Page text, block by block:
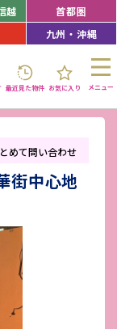
越
首都圏
九州・沖縄
最近見た物件 お気に入り メニュー
めて問い合わせ
街中心地